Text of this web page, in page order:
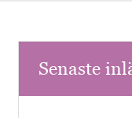
Senaste